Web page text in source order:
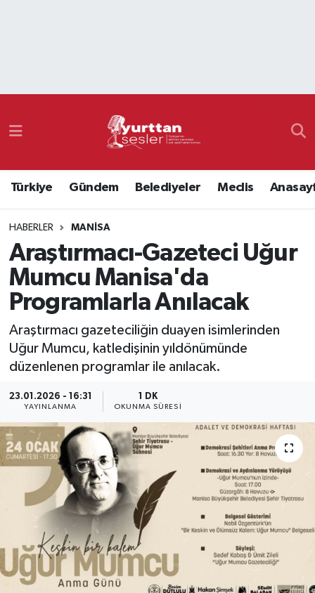
Türkiye Gündem Belediyeler Meclis
HABERLER MANISA
Araştırmacı-Gazeteci Uğur
Mumcu Manisa'da
Programlarla Anılacak
Araştırmacı gazeteciliğin duayen isimlerinden
Uğur Mumcu, katledişinin yıldönümünde
düzenlenen programlar ile anılacak.
23.01.2026 - 16:31
YAYINLANMA
1 DK
OKUNMA SÜRESI
Namaz Vakitleri
Süper Lig Puan Durumu ve Fikstür
Tüm Manşetler
Son Dakika Haberleri
Haber Arşivi